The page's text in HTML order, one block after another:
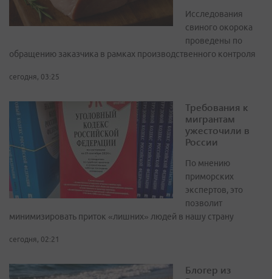
Исследования
свиного окорока
проведены по
обращению заказчика в рамках производственного контроля
сегодня, 03:25
Требования к
мигрантам
ужесточили в
России
По мнению
приморских
экспертов, это
позволит
минимизировать приток «лишних» людей в нашу страну
сегодня, 02:21
Блогер из